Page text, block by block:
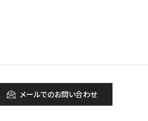
メールでのお問い合わせ